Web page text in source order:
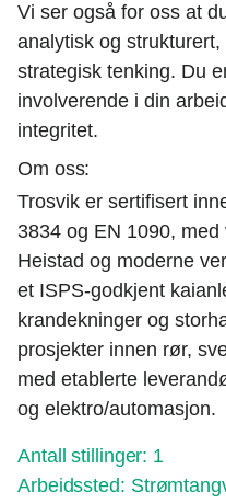
Vi ser også for oss at
analytisk og
strategisk tenking. Du
involverende i din
integritet.
Om oss:
Trosvik er sertifisert
3834 og EN 1090,
Heistad og moderne
et ISPS-godkjent
krandekninger og
prosjekter innen rør,
med etablerte
og elektro/automasjon.
Antall stillinger: 1
Arbeidssted: